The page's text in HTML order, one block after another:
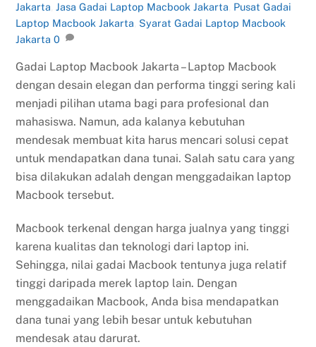
Jakarta ,Jasa Gadai Laptop Macbook Jakarta Pusat Gadai
Laptop Macbook Jakarta Syarat Gadai Laptop Macbook
Jakarta 0
Gadai Laptop Macbook Jakarta – Laptop Macbook
dengan desain elegan dan performa tinggi sering kali
menjadi pilihan utama bagi para profesional dan
mahasiswa. Namun, ada kalanya kebutuhan
mendesak membuat kita harus mencari solusi cepat
untuk mendapatkan dana tunai. Salah satu cara yang
bisa dilakukan adalah dengan menggadaikan laptop
Macbook tersebut.
Macbook terkenal dengan harga jualnya yang tinggi
karena kualitas dan teknologi dari laptop ini.
Sehingga, nilai gadai Macbook tentunya juga relatif
tinggi daripada merek laptop lain. Dengan
menggadaikan Macbook, Anda bisa mendapatkan
dana tunai yang lebih besar untuk kebutuhan
mendesak atau darurat.